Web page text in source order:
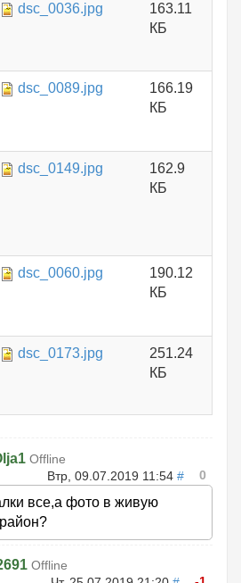
dsc_0036.jpg
163.11
КБ
dsc_0089.jpg
166.19
КБ
dsc_0149.jpg
162.9
КБ
dsc_0060.jpg
190.12
КБ
dsc_0173.jpg
251.24
КБ
Offline
Втр, 09.07.2019 11:54 # 0
все,а фото в живую
Offline